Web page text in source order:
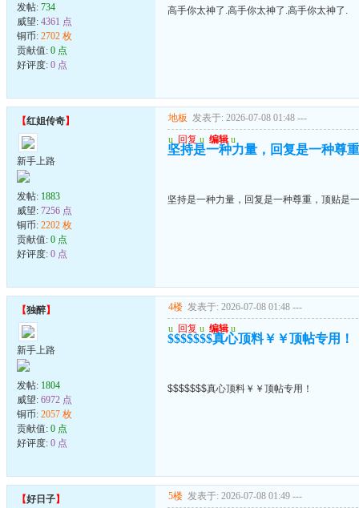
发帖: 734
威望: 4361 点
铜币: 2702 枚
贡献值: 0 点
好评度: 0 点
高手你太神了.高手你太神了.高手你太神了.
【红姐传奇】
新手上路
发帖: 1883
威望: 7256 点
铜币: 2202 枚
贡献值: 0 点
好评度: 0 点
地板 发表于: 2026-07-08 01:48 ---
u 回复 u 编辑 u
坚持是一种力量，回复是一种尊
坚持是一种力量，回复是一种尊重，顶贴是
【独醉】
新手上路
发帖: 1804
威望: 6972 点
铜币: 2057 枚
贡献值: 0 点
好评度: 0 点
4楼 发表于: 2026-07-08 01:48 ---
u 回复 u 编辑 u
$$$$$$$真心顶料￥￥顶帖专用！
$$$$$$$真心顶料￥￥顶帖专用！
【好日子】 5楼 发表于: 2026-07-08 01:49 ---